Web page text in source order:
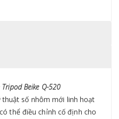
kính tối đa: 25mm
Chiều cao khi gấp : 56CM
năng chịu tải tối đa: 8kg
Beike Q-520
thuật số nhôm mới linh hoạt
thể điều chỉnh cố định cho